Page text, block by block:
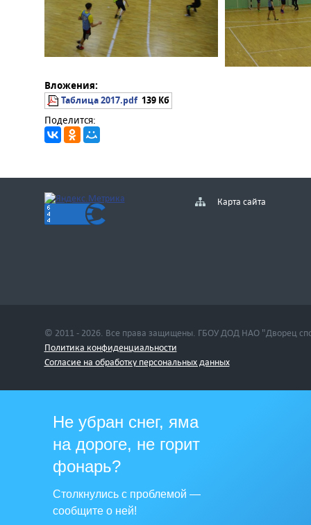
Вложения:
Таблица 2017.pdf 139 Кб
Поделится:
Карта сайта
© 2011 - 2026. Все права защищены. ГБОУ ДОД НАО "Дворец
Политика конфиденциальности
Cогласие на обработку персональных данных
Не убран снег, яма
на дороге, не горит
фонарь?
Столкнулись с проблемой —
сообщите о ней!